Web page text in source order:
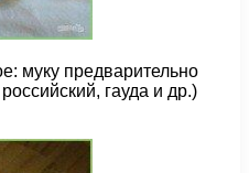
муку предварительно
гауда и др.)